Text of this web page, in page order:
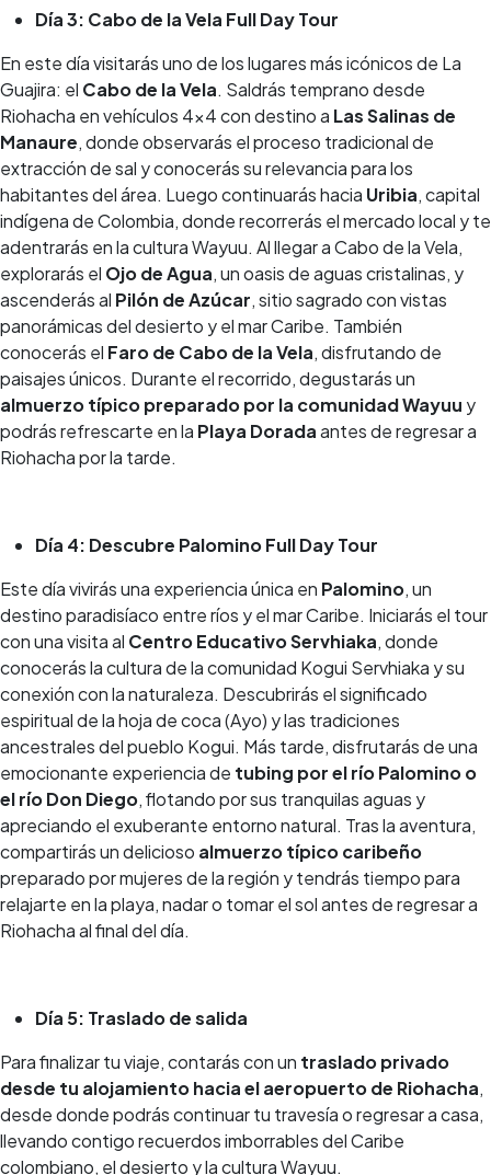
Día 3: Cabo de la Vela Full Day Tour
En este día visitarás uno de los lugares más icónicos de La
Guajira: el Cabo de la Vela. Saldrás temprano desde
Riohacha en vehículos 4x4 con destino a Las Salinas de
Manaure, donde observarás el proceso tradicional de
extracción de sal y conocerás su relevancia para los
habitantes del área. Luego continuarás hacia Uribia, capital
indígena de Colombia, donde recorrerás el mercado local y te
adentrarás en la cultura Wayuu. Al llegar a Cabo de la Vela,
explorarás el Ojo de Agua, un oasis de aguas cristalinas, y
ascenderás al Pilón de Azúcar, sitio sagrado con vistas
panorámicas del desierto y el mar Caribe. También
conocerás el Faro de Cabo de la Vela, disfrutando de
paisajes únicos. Durante el recorrido, degustarás un
almuerzo típico preparado por la comunidad Wayuu y
podrás refrescarte en la Playa Doradaantes de regresar a
Riohacha por la tarde.
Día 4: Descubre Palomino Full Day Tour
Este día vivirás una experiencia única en Palomino, un
destino paradisíaco entre ríos y el mar Caribe. Iniciarás el tour
con una visita al Centro Educativo Servhiaka, donde
conocerás la cultura de la comunidad Kogui Servhiaka y su
conexión con la naturaleza. Descubrirás el significado
espiritual de la hoja de coca (Ayo) y las tradiciones
ancestrales del pueblo Kogui. Más tarde, disfrutarás de una
emocionante experiencia de tubing por el río Palomino o
el río Don Diego, flotando por sus tranquilas aguas y
apreciando el exuberante entorno natural. Tras la aventura,
compartirás un delicioso almuerzo típico caribeño
preparado por mujeres de la región y tendrás tiempo para
relajarte en la playa, nadar o tomar el sol antes de regresar a
Riohacha al final del día.
Día 5: Traslado de salida
Para finalizar tu viaje, contarás con un traslado privado
desde tu alojamiento hacia el aeropuerto de Riohacha,
desde donde podrás continuar tu travesía o regresar a casa,
llevando contigo recuerdos imborrables del Caribe
colombiano, el desierto y la cultura Wayuu.